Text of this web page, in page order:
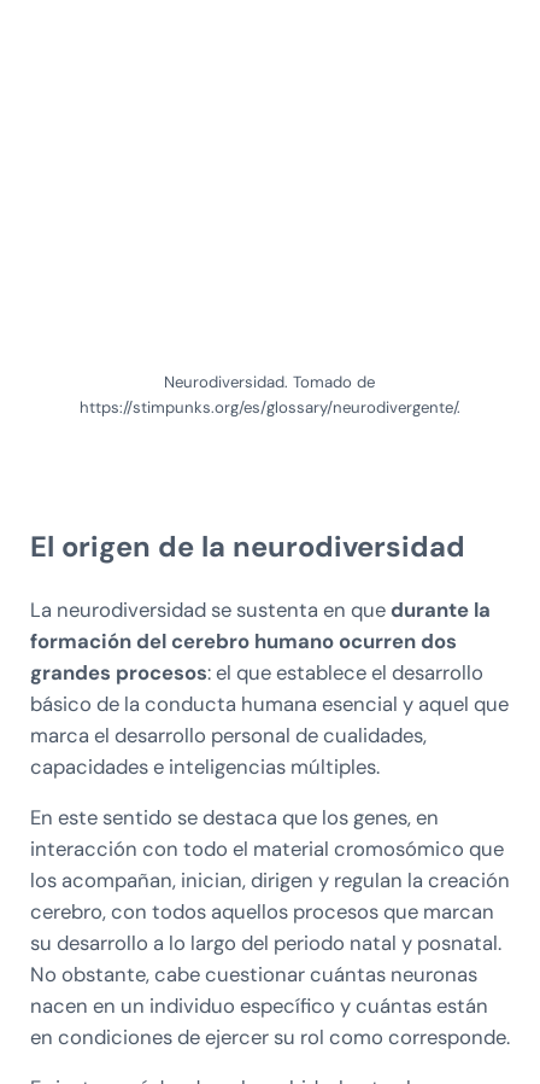
Neurodiversidad. Tomado de
https://stimpunks.org/es/glossary/neurodivergente/.
El origen de la neurodiversidad
La neurodiversidad se sustenta en que durante la
formación del cerebro humano ocurren dos
grandes procesos: el que establece el desarrollo
básico de la conducta humana esencial y aquel que
marca el desarrollo personal de cualidades,
capacidades e inteligencias múltiples.
En este sentido se destaca que los genes, en
interacción con todo el material cromosómico que
los acompañan, inician, dirigen y regulan la creación
cerebro, con todos aquellos procesos que marcan
su desarrollo a lo largo del periodo natal y posnatal.
No obstante, cabe cuestionar cuántas neuronas
nacen en un individuo específico y cuántas están
en condiciones de ejercer su rol como corresponde.